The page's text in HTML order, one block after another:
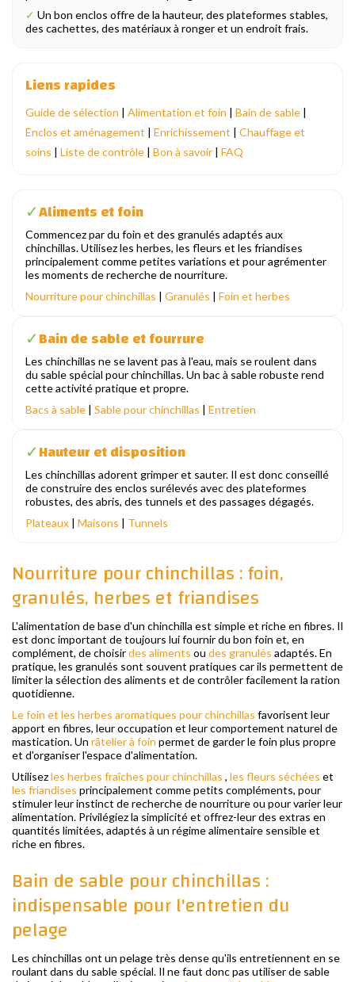
✓ Un bon enclos offre de la hauteur, des plateformes stables,
des cachettes, des matériaux à ronger et un endroit frais.
Liens rapides
Guide de sélection | Alimentation et foin | Bain de sable |
Enclos et aménagement | Enrichissement | Chauffage et
soins | Liste de contrôle | Bon à savoir | FAQ
✓Aliments et foin
Commencez par du foin et des granulés adaptés aux
chinchillas. Utilisez les herbes, les fleurs et les friandises
principalement comme petites variations et pour agrémenter
les moments de recherche de nourriture.
Nourriture pour chinchillas | Granulés | Foin et herbes
✓Bain de sable et fourrure
Les chinchillas ne se lavent pas à l'eau, mais se roulent dans
du sable spécial pour chinchillas. Un bac à sable robuste rend
cette activité pratique et propre.
Bacs à sable | Sable pour chinchillas | Entretien
✓Hauteur et disposition
Les chinchillas adorent grimper et sauter. Il est donc conseillé
de construire des enclos surélevés avec des plateformes
robustes, des abris, des tunnels et des passages dégagés.
Plateaux | Maisons | Tunnels
Nourriture pour chinchillas : foin,
granulés, herbes et friandises
L'alimentation de base d'un chinchilla est simple et riche en fibres. Il
est donc important de toujours lui fournir du bon foin et, en
complément, de choisirdes aliments ou des granulés adaptés. En
pratique, les granulés sont souvent pratiques car ils permettent de
limiter la sélection des aliments et de contrôler facilement la ration
quotidienne.
Le foin et les herbes aromatiques pour chinchillas favorisent leur
apport en fibres, leur occupation et leur comportement naturel de
mastication. Un râtelier à foin permet de garder le foin plus propre
et d'organiser l'espace d'alimentation.
Utilisezles herbes fraîches pour chinchillas , les fleurs séchées et
les friandises principalement comme petits compléments, pour
stimuler leur instinct de recherche de nourriture ou pour varier leur
alimentation. Privilégiez la simplicité et offrez-leur des extras en
quantités limitées, adaptés à un régime alimentaire sensible et
riche en fibres.
Bain de sable pour chinchillas :
indispensable pour l'entretien du
pelage
Les chinchillas ont un pelage très dense qu'ils entretiennent en se
roulant dans du sable spécial. Il ne faut donc pas utiliser de sable